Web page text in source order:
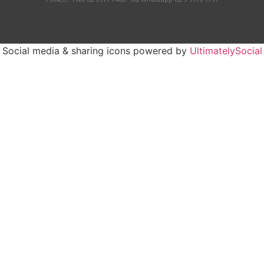
.
Social media & sharing icons powered by UltimatelySocial